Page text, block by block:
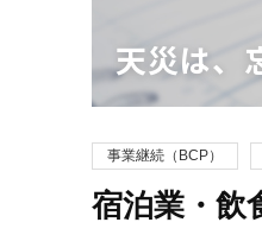
天災は、
事業継続（BCP）
宿泊業・飲